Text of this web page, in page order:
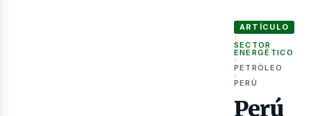
ARTÍCULO
›
SECTOR
ENERGÉTICO
›
PETRÓLEO
›
PERÚ
Perú